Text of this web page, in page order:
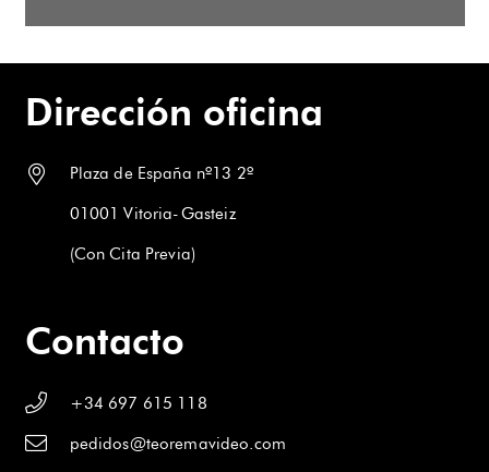
Dirección oficina
Plaza de España nº13 2º
01001 Vitoria-Gasteiz
(Con Cita Previa)
Contacto
+34 697 615 118
pedidos@teoremavideo.com